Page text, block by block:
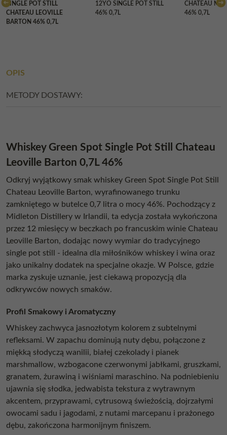
SINGLE POT STILL
CHATEAU LEOVILLE
BARTON 46% 0,7L
12YO SINGLE POT STILL
46% 0,7L
CHATEAU
46% 0,7L
OPIS
METODY DOSTAWY:
Whiskey Green Spot Single Pot Still Chateau
Leoville Barton 0,7L 46%
Odkryj wyjątkowy smak whiskey Green Spot Single Pot Still
Chateau Leoville Barton, wyrafinowanego trunku
zamkniętego w butelce 0,7 litra o mocy 46%. Pochodzący z
Midleton Distillery w Irlandii, ta edycja została wykończona
przez 12 miesięcy w beczkach po francuskim winie Chateau
Leoville Barton, dodając nowy wymiar do tradycyjnego
single pot still - idealna dla miłośników whiskey i wina oraz
jako unikalny dodatek na specjalne okazje. W Polsce, gdzie
marka zyskuje uznanie, jest ciekawą propozycją dla
odkrywców nowych smaków.
Profil Smakowy i Aromatyczny
Whiskey zachwyca jasnozłotym kolorem z subtelnymi
refleksami. W zapachu dominują nuty dębu, połączone z
miękką słodyczą wanilii, białej czekolady i pianek
marshmallow, wzbogacone czerwonymi jabłkami, gruszkami,
granatem, żurawiną i wiśniami maraschino. Na podniebieniu
ujawnia się słodka, jedwabista tekstura z wytrawnym
akcentem, przyprawami, cytrusową świeżością, dojrzałymi
owocami sadu i jagodami, z nutami marcepanu i prażonego
dębu, zakończona harmonijnym finiszem.